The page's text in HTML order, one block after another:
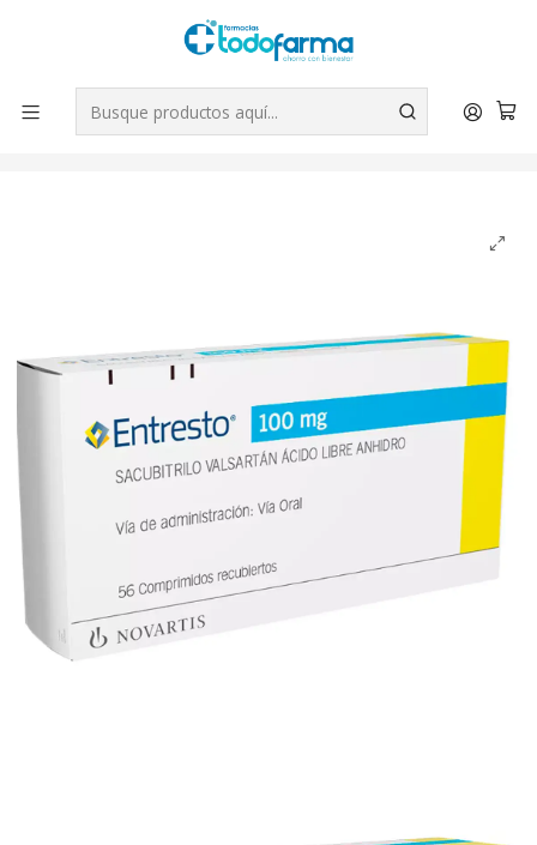
Tus compras tienen envío GRATIS por Rappi - Atención exclusiva
para Chile | WhatsApp +56
Leer más
Inicio Medicamentos
Entresto SAcubitrilo Valsartán 100 mg 56 Comprimidos